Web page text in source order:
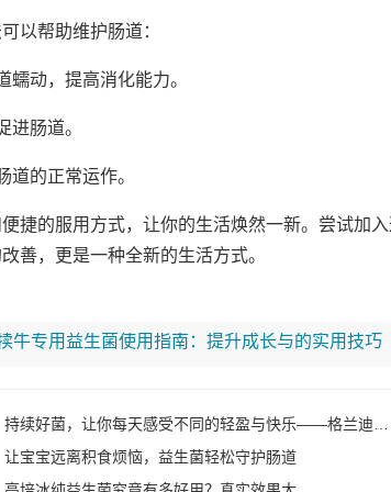
以帮助维护肠道：
动，提高消化能力。
肠道。
的正常运作。
捷的服用方式，让你的生活焕然一新。尝试加
善，更是一种全新的生活方式。
牛专用益生菌使用指南：提升成长与的实用技巧
持续好菌，让你每天感受不同的轻盈与快乐——格兰迪莱益生菌来袭”
让宝宝远离积食烦恼，益生菌轻松守护肠道